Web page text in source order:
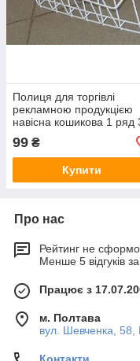
Полиця для торгівлі
рекламною продукцією
навісна кошикова 1 ряд
99 ₴
Купити
Про нас
Рейтинг не
Менше 5 відгуків
Працює з
м. Полтава
вул. Шевченка, 58,